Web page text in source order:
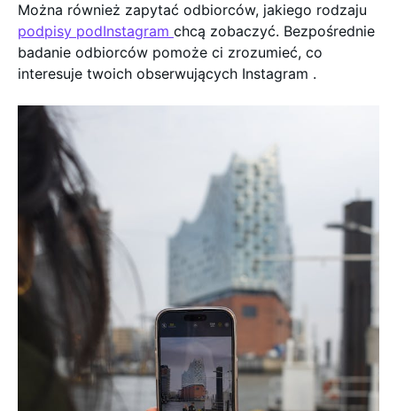
Można również zapytać odbiorców, jakiego rodzaju
podpisy podInstagram chcą zobaczyć. Bezpośrednie
badanie odbiorców pomoże ci zrozumieć, co
interesuje twoich obserwujących Instagram .